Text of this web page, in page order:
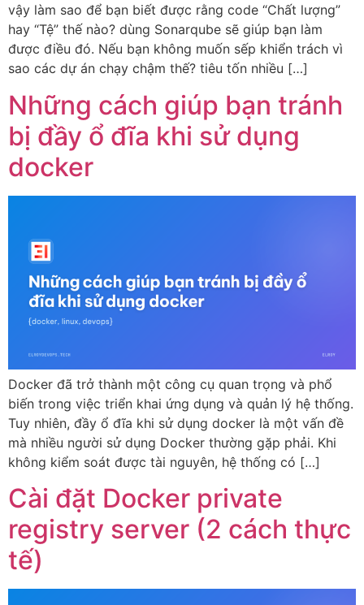
vậy làm sao để bạn biết được rằng code “Chất lượng”
hay “Tệ” thế nào? dùng Sonarqube sẽ giúp bạn làm
được điều đó. Nếu bạn không muốn sếp khiển trách vì
sao các dự án chạy chậm thế? tiêu tốn nhiều […]
Những cách giúp bạn tránh
bị đầy ổ đĩa khi sử dụng
docker
Docker đã trở thành một công cụ quan trọng và phổ
biến trong việc triển khai ứng dụng và quản lý hệ thống.
Tuy nhiên, đầy ổ đĩa khi sử dụng docker là một vấn đề
mà nhiều người sử dụng Docker thường gặp phải. Khi
không kiểm soát được tài nguyên, hệ thống có […]
Cài đặt Docker private
registry server (2 cách thực
tế)